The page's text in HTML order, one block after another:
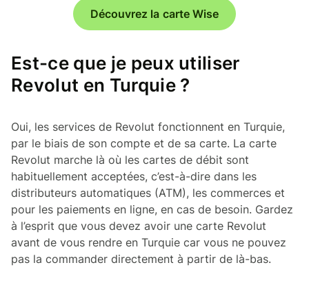
Découvrez la carte Wise
Est-ce que je peux utiliser
Revolut en Turquie ?
Oui, les services de Revolut fonctionnent en Turquie,
par le biais de son compte et de sa carte. La carte
Revolut marche là où les cartes de débit sont
habituellement acceptées, c’est-à-dire dans les
distributeurs automatiques (ATM), les commerces et
pour les paiements en ligne, en cas de besoin. Gardez
à l’esprit que vous devez avoir une carte Revolut
avant de vous rendre en Turquie car vous ne pouvez
pas la commander directement à partir de là-bas.